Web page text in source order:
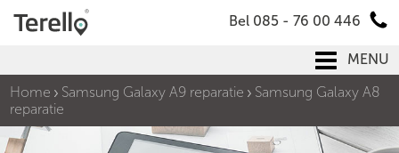
Bel 085 - 76 00 446
MENU
Home
Samsung Galaxy A9 reparatie
Samsung Galaxy A8
reparatie